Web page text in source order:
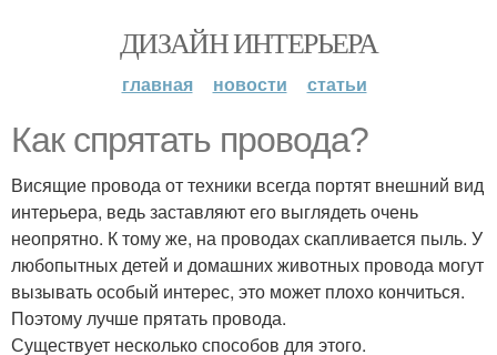
ДИЗАЙН ИНТЕРЬЕРА
главная новости статьи
Как спрятать провода?
Висящие провода от техники всегда портят внешний вид
интерьера, ведь заставляют его выглядеть очень
неопрятно. К тому же, на проводах скапливается пыль. У
любопытных детей и домашних животных провода могут
вызывать особый интерес, это может плохо кончиться.
Поэтому лучше прятать провода.
Существует несколько способов для этого.